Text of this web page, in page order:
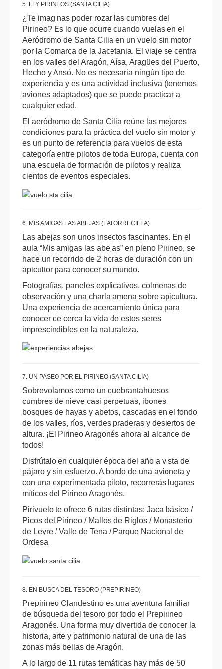
5. FLY PIRINEOS (SANTA CILIA)
¿Te imaginas poder rozar las cumbres del
Pirineo? Es lo que ocurre cuando vuelas en el
Aeródromo de Santa Cilia en un vuelo sin motor
por la Comarca de la Jacetania. El viaje se centra
en los valles del Aragón, Aísa, Aragües del Puerto,
Hecho y Ansó. No es necesaria ningún tipo de
experiencia y es una actividad inclusiva (tenemos
aviones adaptados) que se puede practicar a
cualquier edad.
El aeródromo de Santa Cilia reúne las mejores
condiciones para la práctica del vuelo sin motor y
es un punto de referencia para vuelos de esta
categoría entre pilotos de toda Europa, cuenta con
una escuela de formación de pilotos y realiza
cientos de eventos especiales.
6. MIS AMIGAS LAS ABEJAS (LATORRECILLA)
Las abejas son unos insectos fascinantes. En el
aula “Mis amigas las abejas” en pleno Pirineo, se
hace un recorrido de 2 horas de duración con un
apicultor para conocer su mundo.
Fotografías, paneles explicativos, colmenas de
observación y una charla amena sobre apicultura.
Una experiencia de acercamiento única para
conocer de cerca la vida de estos seres
imprescindibles en la naturaleza.
7. UN PASEO POR EL PIRINEO (SANTA CILIA)
Sobrevolamos como un quebrantahuesos
cumbres de nieve casi perpetuas, ibones,
bosques de hayas y abetos, cascadas en el fondo
de los valles, ríos, verdes praderas y desiertos de
altura. ¡El Pirineo Aragonés ahora al alcance de
todos!
Disfrútalo en cualquier época del año a vista de
pájaro y sin esfuerzo. A bordo de una avioneta y
con una experimentada piloto, recorrerás lugares
míticos del Pirineo Aragonés.
Pirivuelo te ofrece 6 rutas distintas: Jaca básico /
Picos del Pirineo / Mallos de Riglos / Monasterio
de Leyre / Valle de Tena / Parque Nacional de
Ordesa
8. EN BUSCA DEL TESORO (PREPIRINEO)
Prepirineo Clandestino es una aventura familiar
de búsqueda del tesoro por todo el Prepirineo
Aragonés. Una forma muy divertida de conocer la
historia, arte y patrimonio natural de una de las
zonas más bellas de Aragón.
A lo largo de 11 rutas temáticas hay más de 50